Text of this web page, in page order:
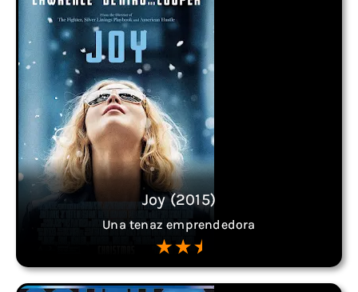
Joy (2015)
Una tenaz emprendedora